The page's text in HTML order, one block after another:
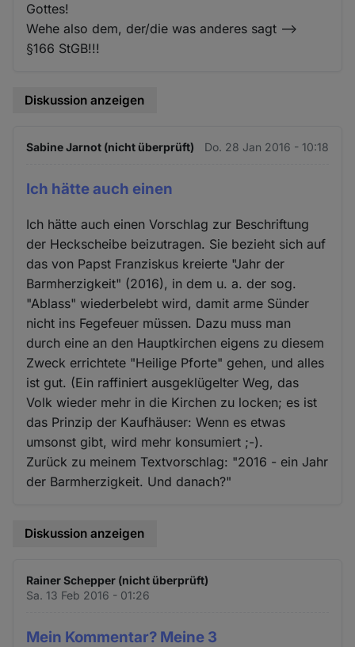
Gottes!
Wehe also dem, der/die was anderes sagt -->
§166 StGB!!!
Diskussion anzeigen
Sabine Jarnot (nicht überprüft) Do. 28 Jan 2016 - 10:18
Ich hätte auch einen
Ich hätte auch einen Vorschlag zur Beschriftung
der Heckscheibe beizutragen. Sie bezieht sich auf
das von Papst Franziskus kreierte "Jahr der
Barmherzigkeit" (2016), in dem u. a. der sog.
"Ablass" wiederbelebt wird, damit arme Sünder
nicht ins Fegefeuer müssen. Dazu muss man
durch eine an den Hauptkirchen eigens zu diesem
Zweck errichtete "Heilige Pforte" gehen, und alles
ist gut. (Ein raffiniert ausgeklügelter Weg, das
Volk wieder mehr in die Kirchen zu locken; es ist
das Prinzip der Kaufhäuser: Wenn es etwas
umsonst gibt, wird mehr konsumiert ;-).
Zurück zu meinem Textvorschlag: "2016 - ein Jahr
der Barmherzigkeit. Und danach?"
Diskussion anzeigen
Rainer Schepper (nicht überprüft)
Sa. 13 Feb 2016 - 01:26
Mein Kommentar? Meine 3